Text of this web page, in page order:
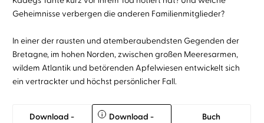
Geheimnisse verbergen die anderen Familienmitglieder?
In einer der rausten und atemberaubendsten Gegenden der
Bretagne, im hohen Norden, zwischen großen Meeresarmen,
wildem Atlantik und betörenden Apfelwiesen entwickelt sich
ein vertrackter und höchst persönlicher Fall.
Download -
i
Download -
Buch